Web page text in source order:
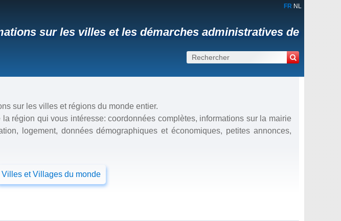
FR NL
sur les villes et les démarches administratives de
sur les villes et régions du monde entier.
région qui vous intéresse: coordonnées complètes, informations sur la mairie
logement, données démographiques et économiques, petites annonces,
Villes et Villages du monde